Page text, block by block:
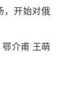
，开始对俄
鄂介甫 王萌